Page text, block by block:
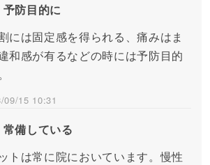
予防目的に
には固定感を得られる、痛みはま
和感が有るなどの時には予防目的
09/15 10:31
常備している
トは常に院においています。慢性